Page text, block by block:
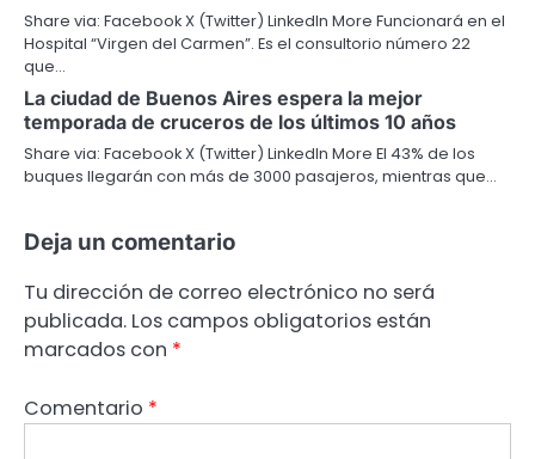
Share via: Facebook X (Twitter) LinkedIn More Funcionará en el
Hospital “Virgen del Carmen”. Es el consultorio número 22
que…
La ciudad de Buenos Aires espera la mejor
temporada de cruceros de los últimos 10 años
Share via: Facebook X (Twitter) LinkedIn More El 43% de los
buques llegarán con más de 3000 pasajeros, mientras que…
Deja un comentario
Tu dirección de correo electrónico no será
publicada. Los campos obligatorios están
marcados con *
Comentario *